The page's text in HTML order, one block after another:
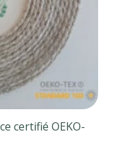
certifié OEKO-